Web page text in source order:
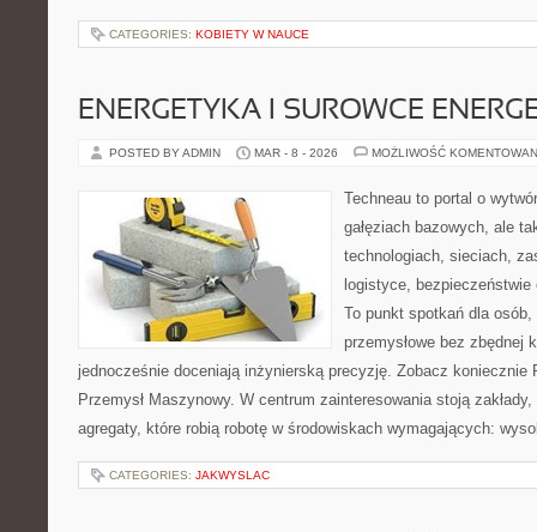
CATEGORIES: KOBIETY W NAUCE
ENERGETYKA I SUROWCE
POSTED BY ADMIN MAR - 8 - 2026 MOŻLIWOŚĆ
Techneau to portal o
gałęziach bazowych, ale
technologiach, sieciach,
logistyce,
To punkt spotkań dla
przemysłowe bez zbędnej
jednocześnie doceniają inżynierską precyzję. Zobacz koniecznie
Przemysł Maszynowy. W centrum zainteresowania stoją
agregaty, które robią robotę w środowiskach wymagających:
CATEGORIES: JAKWYSLAC